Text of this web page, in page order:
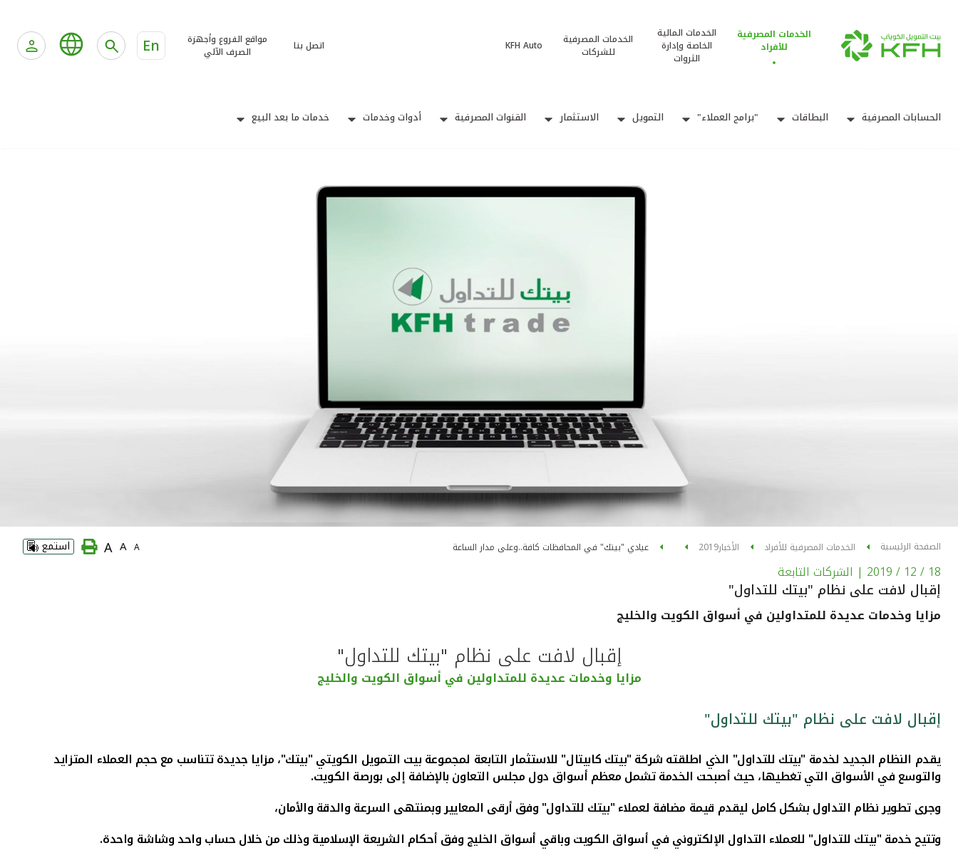
الخدمات المصرفية
للأفراد
الخدمات المالية
الخاصة وإدارة
الثروات
الخدمات المصرفية
للشركات
KFH Auto اتصل بنا
مواقع الفروع وأجهزة
الصرف الآلي
En
الحسابات المصرفية البطاقات "برامج العملاء" التمويل الاستثمار القنوات المصرفية أدوات وخدمات خدمات ما بعد البيع
الصفحة الرئيسية الخدمات المصرفية للأفراد الأخبار2019 عيادي "بيتك" في المحافظات كافة..وعلى مدار الساعة A
A
A استمع
18 / 12 / 2019 | الشركات التابعة
إقبال لافت على نظام "بيتك للتداول"
مزايا وخدمات عديدة للمتداولين في أسواق الكويت والخليج
إقبال لافت على نظام "بيتك للتداول"
مزايا وخدمات عديدة للمتداولين في أسواق الكويت والخليج
إقبال لافت على نظام "بيتك للتداول"
يقدم النظام الجديد لخدمة "بيتك للتداول" الذي اطلقته شركة "بيتك كابيتال" للاستثمار التابعة لمجموعة بيت التمويل الكويتي "بيتك"، مزايا جديدة تتناسب مع حجم العملاء المتزايد
والتوسع في الأسواق التي تغطيها، حيث أصبحت الخدمة تشمل معظم أسواق دول مجلس التعاون بالإضافة إلى بورصة الكويت.
وجرى تطوير نظام التداول بشكل كامل ليقدم قيمة مضافة لعملاء "بيتك للتداول" وفق أرقى المعايير وبمنتهى السرعة والدقة والأمان،
وتتيح خدمة "بيتك للتداول" للعملاء التداول الإلكتروني في أسواق الكويت وباقي أسواق الخليج وفق أحكام الشريعة الإسلامية وذلك من خلال حساب واحد وشاشة واحدة.